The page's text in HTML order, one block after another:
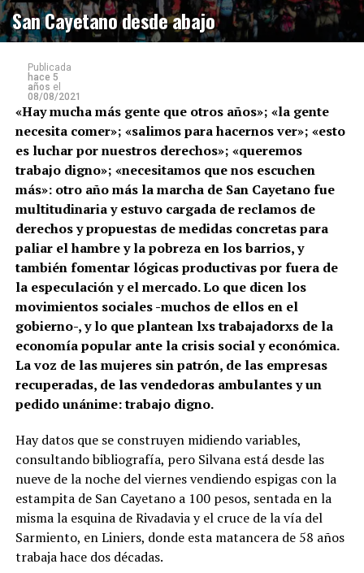
San Cayetano desde abajo
Publicada
hace 5
años el
08/08/2021
«Hay mucha más gente que otros años»; «la gente
necesita comer»; «salimos para hacernos ver»; «esto
es luchar por nuestros derechos»; «queremos
trabajo digno»; «necesitamos que nos escuchen
más»: otro año más la marcha de San Cayetano fue
multitudinaria y estuvo cargada de reclamos de
derechos y propuestas de medidas concretas para
paliar el hambre y la pobreza en los barrios, y
también fomentar lógicas productivas por fuera de
la especulación y el mercado. Lo que dicen los
movimientos sociales -muchos de ellos en el
gobierno-, y lo que plantean lxs trabajadorxs de la
economía popular ante la crisis social y económica.
La voz de las mujeres sin patrón, de las empresas
recuperadas, de las vendedoras ambulantes y un
pedido unánime: trabajo digno.
Hay datos que se construyen midiendo variables,
consultando bibliografía, pero Silvana está desde las
nueve de la noche del viernes vendiendo espigas con la
estampita de San Cayetano a 100 pesos, sentada en la
misma la esquina de Rivadavia y el cruce de la vía del
Sarmiento, en Liniers, donde esta matancera de 58 años
trabaja hace dos décadas.